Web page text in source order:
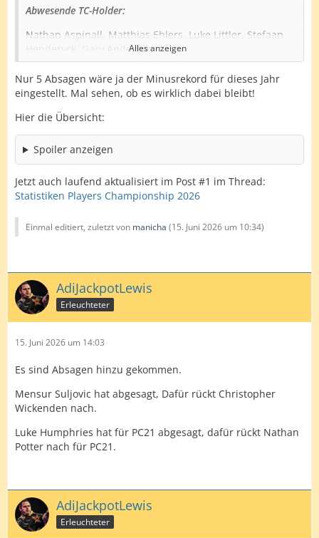
Abwesende TC-Holder:
Nathan Aspinall, Matthias Ehlers, Luke Littler, Stefaan
Henderyck, Gary Anderson.
CT-Nachrücker:
Joe Hunt, Derek Coulson, Tommy Lishman, Daniel Ayres,
Tommy Morris.
2026 Players Championships 21-22 Player entries
confirmed
Alles anzeigen
Nur 5 Absagen wäre ja der Minusrekord für dieses Jahr
eingestellt. Mal sehen, ob es wirklich dabei bleibt!
Hier die Übersicht:
Spoiler anzeigen
Jetzt auch laufend aktualisiert im Post #1 im Thread:
Statistiken Players Championship 2026
Einmal editiert, zuletzt von manicha (15. Juni 2026 um 10:34)
AdiJackpotLewis
Erleuchteter
15. Juni 2026 um 14:03
Es sind Absagen hinzu gekommen.
Mensur Suljovic hat abgesagt, Dafür rückt Christopher
Wickenden nach.
Luke Humphries hat für PC21 abgesagt, dafür rückt Nathan
Potter nach für PC21.
AdiJackpotLewis
Erleuchteter